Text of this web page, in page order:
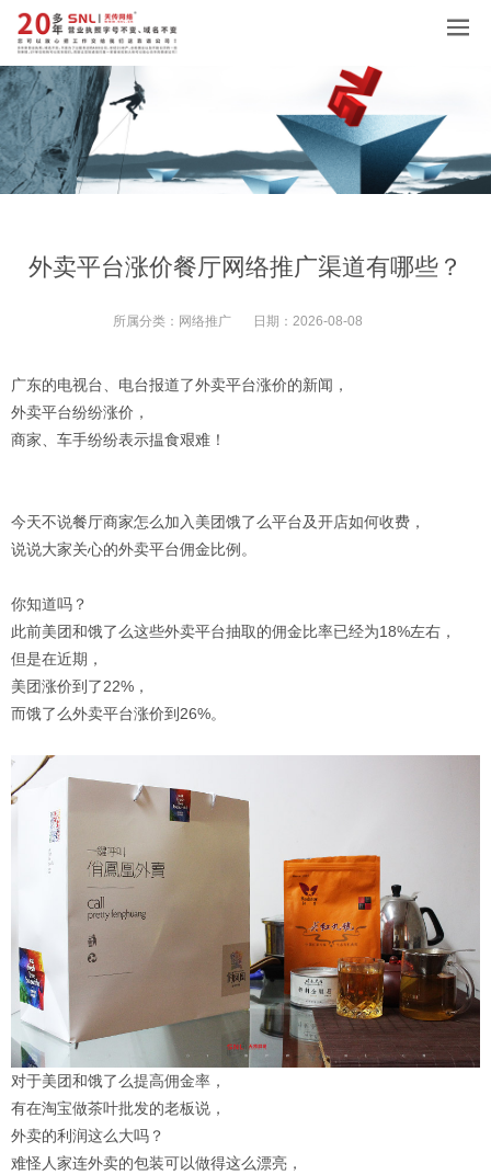
外卖平台涨价餐厅网络推广渠道有哪些？
所属分类： 网络推广 日期： 2026-08-08
广东的电视台、电台报道了外卖平台涨价的新闻，
外卖平台纷纷涨价，
商家、车手纷纷表示揾食艰难！
今天不说餐厅商家怎么加入美团饿了么平台及开店如何收费，
说说大家关心的外卖平台佣金比例。
你知道吗？
此前美团和饿了么这些外卖平台抽取的佣金比率已经为18%左右，
但是在近期，
美团涨价到了22%，
而饿了么外卖平台涨价到26%。
对于美团和饿了么提高佣金率，
有在淘宝做茶叶批发的老板说，
外卖的利润这么大吗？
难怪人家连外卖的包装可以做得这么漂亮，